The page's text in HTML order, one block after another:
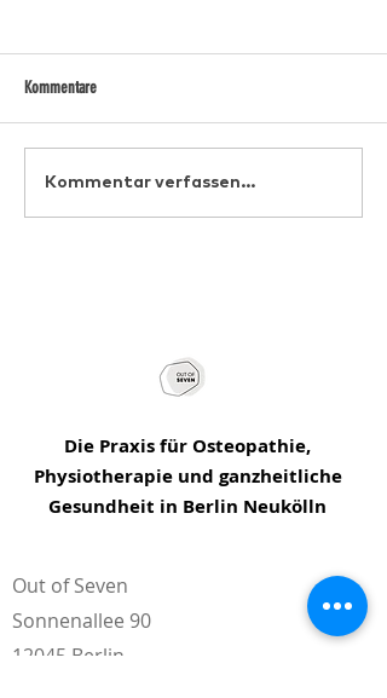
Die Kraft der Craniosacral-Therapie
in Berlin: Ein ganzheitlicher Ansatz
Kommentare
Kommentar verfassen...
Die Praxis für Osteopathie,
Physiotherapie und ganzheitliche
Gesundheit in Berlin Neukölln
Out of Seven
Sonnenallee 90
12045 Berlin